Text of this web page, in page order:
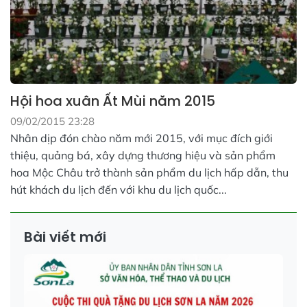
Hội hoa xuân Ất Mùi năm 2015
09/02/2015 23:28
Nhân dịp đón chào năm mới 2015, với mục đích giới
thiệu, quảng bá, xây dựng thương hiệu và sản phẩm
hoa Mộc Châu trở thành sản phẩm du lịch hấp dẫn, thu
hút khách du lịch đến với khu du lịch quốc...
Bài viết mới